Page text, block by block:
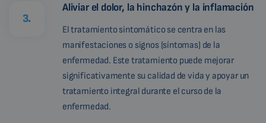
3.
Aliviar el dolor, la hinchazón y la inflamación
El tratamiento sintomático se centra en las
manifestaciones o signos (síntomas) de la
enfermedad. Este tratamiento puede mejorar
significativamente su calidad de vida y apoyar un
tratamiento integral durante el curso de la
enfermedad.